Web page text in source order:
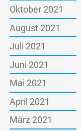
Oktober 2021
August 2021
Juli 2021
Juni 2021
Mai 2021
April 2021
März 2021